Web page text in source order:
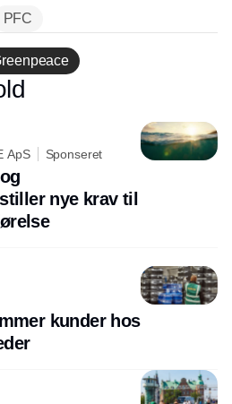
PFC
Annonce
ApS Sponseret
nye krav til
kunder hos